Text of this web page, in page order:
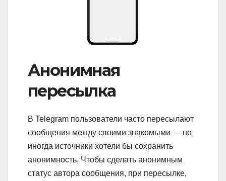
Анонимная
пересылка
В Telegram пользователи часто пересылают
сообщения между своими знакомыми — но
иногда источники хотели бы сохранить
анонимность. Чтобы сделать анонимным
статус автора сообщения, при пересылке,